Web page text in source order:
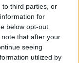
to third parties, or
for
below opt-out
that after your
seeing
utilized by